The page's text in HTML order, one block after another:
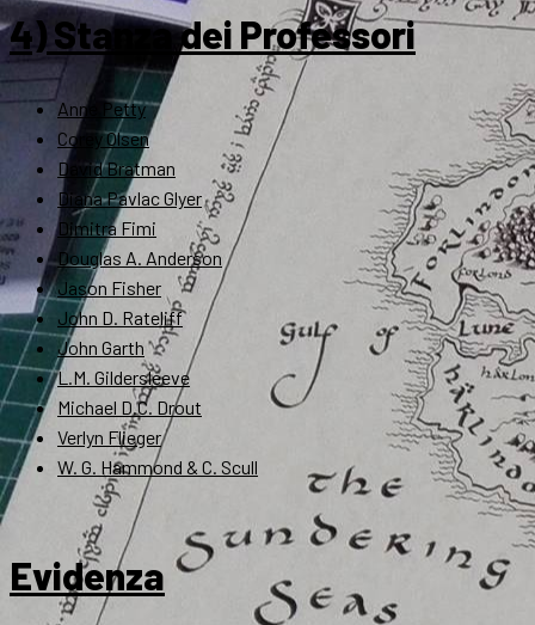
4) Stanza dei Professori
Anne Petty
Corey Olsen
David Bratman
Diana Pavlac Glyer
Dimitra Fimi
Douglas A. Anderson
Jason Fisher
John D. Rateliff
John Garth
L.M. Gildersleeve
Michael D.C. Drout
Verlyn Flieger
W. G. Hammond & C. Scull
Evidenza